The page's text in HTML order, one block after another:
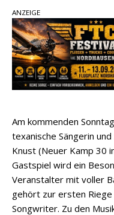
Chris
kündigen
Ahead“ an
Danke für
täglich
ANZEIGE
Am kommenden
texanische Sängerin
Knust (Neuer Kamp 30
Gastspiel wird ein
Veranstalter mit voller
gehört zur ersten
Songwriter. Zu den